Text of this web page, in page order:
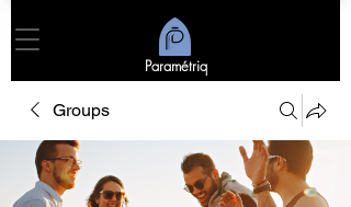
Paramétriq
Groups